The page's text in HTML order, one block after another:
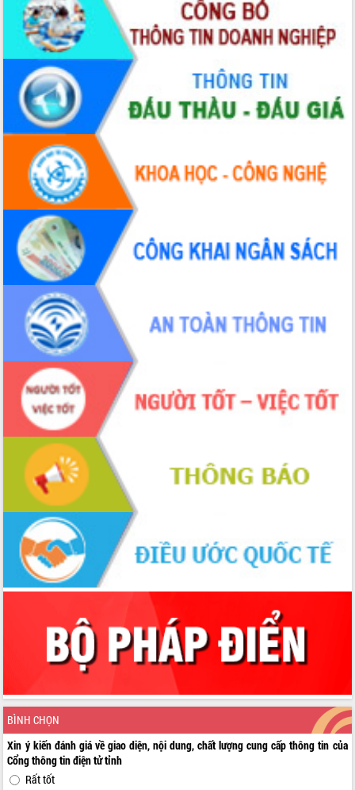
BÌNH CHỌN
Xin ý kiến đánh giá về giao diện, nội dung, chất lượng cung cấp thông tin của
Cổng thông tin điện tử tỉnh
Rất tốt